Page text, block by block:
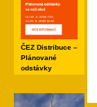
ČEZ Distribuce –
Plánované
odstávky